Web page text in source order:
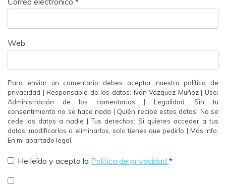
Web
Para enviar un comentario debes aceptar nuestra política de
privacidad | Responsable de los datos: Iván Vázquez Muñoz | Uso:
Administración de los comentarios | Legalidad: Sin tu
consentimiento no se hace nada | Quién recibe estos datos: No se
cede los datos a nadie | Tus derechos: Si quieres acceder a tus
datos, modificarlos o eliminarlos, solo tienes que pedirlo | Más info:
En mi apartado legal.
He leído y acepto la Política de privacidad *